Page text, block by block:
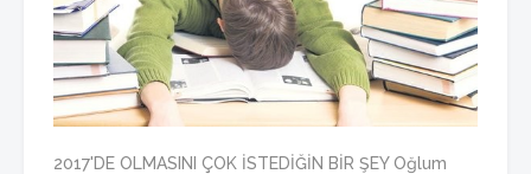
2017'DE OLMASINI ÇOK İSTEDİĞİN BİR ŞEY Oğlum